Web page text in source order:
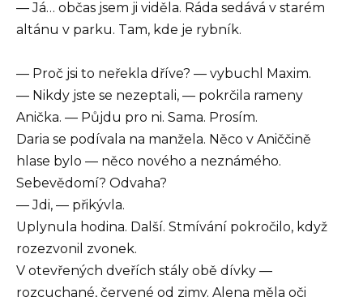
— Já… občas jsem ji viděla. Ráda sedává v starém
altánu v parku. Tam, kde je rybník.
— Proč jsi to neřekla dříve? — vybuchl Maxim.
— Nikdy jste se nezeptali, — pokrčila rameny
Anička. — Půjdu pro ni. Sama. Prosím.
Daria se podívala na manžela. Něco v Aniččině
hlase bylo — něco nového a neznámého.
Sebevědomí? Odvaha?
— Jdi, — přikývla.
Uplynula hodina. Další. Stmívání pokročilo, když
rozezvonil zvonek.
V otevřených dveřích stály obě dívky —
rozcuchané, červené od zimy. Alena měla oči